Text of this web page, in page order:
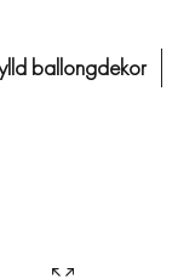
ballongdekor